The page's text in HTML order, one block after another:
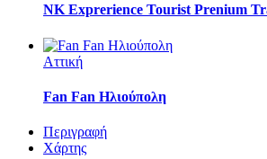
NK Exprerience Tourist Prenium
Αττική
Fan Fan Ηλιούπολη
Περιγραφή
Χάρτης